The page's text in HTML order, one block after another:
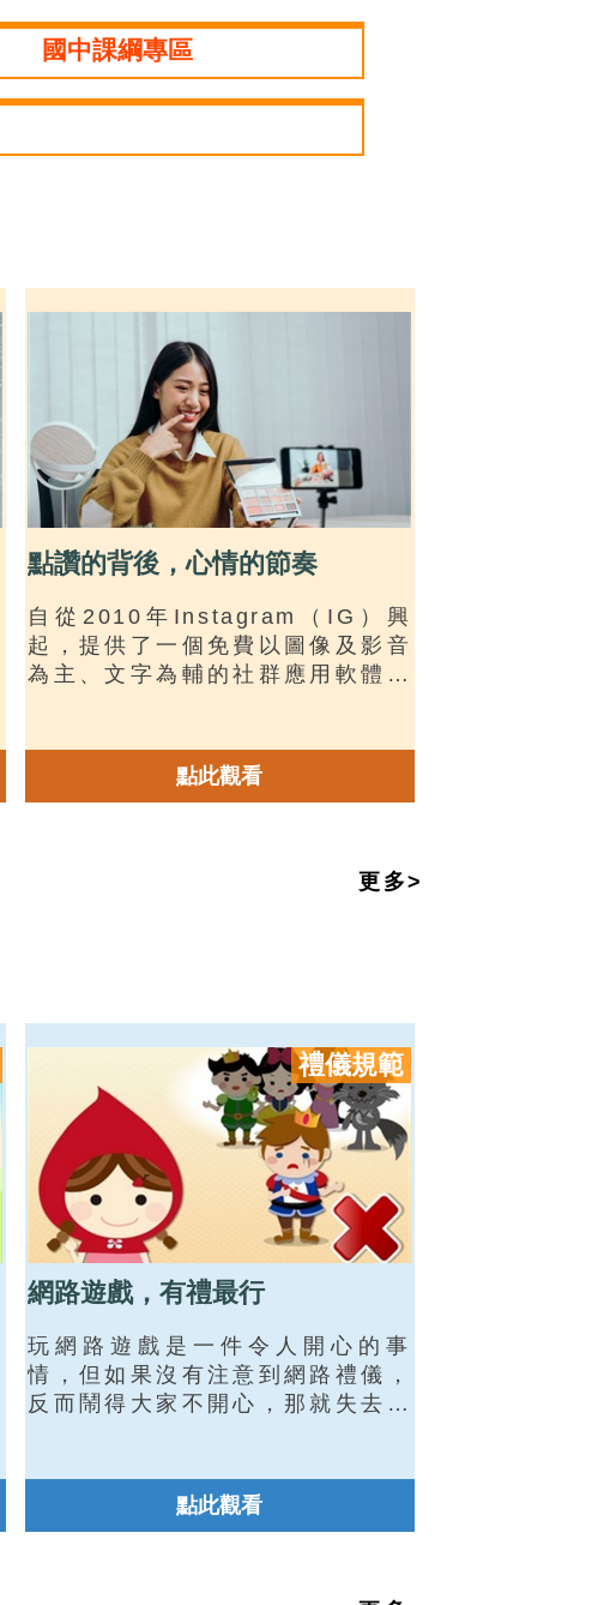
國中課綱專區
點讚的背後，心情的節奏
自從2010年Instagram（IG）興
起，提供了一個免費以圖像及影音
為主、文字為輔的社群應用軟體，
使用。然而，當IG進入人們生活的
同時，對心智尚未成熟的青少年會
發開始說明，其次探討IG的使用對
點此觀看
更多>
禮儀規範
網路遊戲，有禮最行
玩網路遊戲是一件令人開心的事
情，但如果沒有注意到網路禮儀，
反而鬧得大家不開心，那就失去遊
玩家，學習如何和不同的玩家互助
合作，一起完成任務，這才是網路
點此觀看